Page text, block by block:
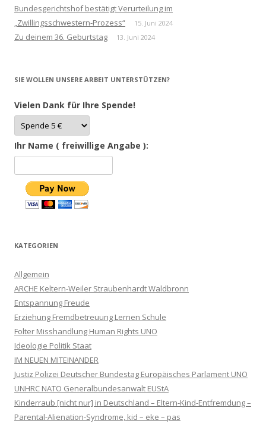
Bundesgerichtshof bestätigt Verurteilung im
„Zwillingsschwestern-Prozess“
15. Juni 2024
Zu deinem 36. Geburtstag 13. Juni 2024
SIE WOLLEN UNSERE ARBEIT UNTERSTÜTZEN?
Vielen Dank für Ihre Spende!
Ihr Name ( freiwillige Angabe ):
KATEGORIEN
Allgemein
ARCHE Keltern-Weiler Straubenhardt Waldbronn
Entspannung Freude
Erziehung Fremdbetreuung Lernen Schule
Folter Misshandlung Human Rights UNO
Ideologie Politik Staat
IM NEUEN MITEINANDER
Justiz Polizei Deutscher Bundestag Europäisches Parlament UNO
UNHRC NATO Generalbundesanwalt EUStA
Kinderraub [nicht nur] in Deutschland – Eltern-Kind-Entfremdung –
Parental-Alienation-Syndrome, kid – eke – pas